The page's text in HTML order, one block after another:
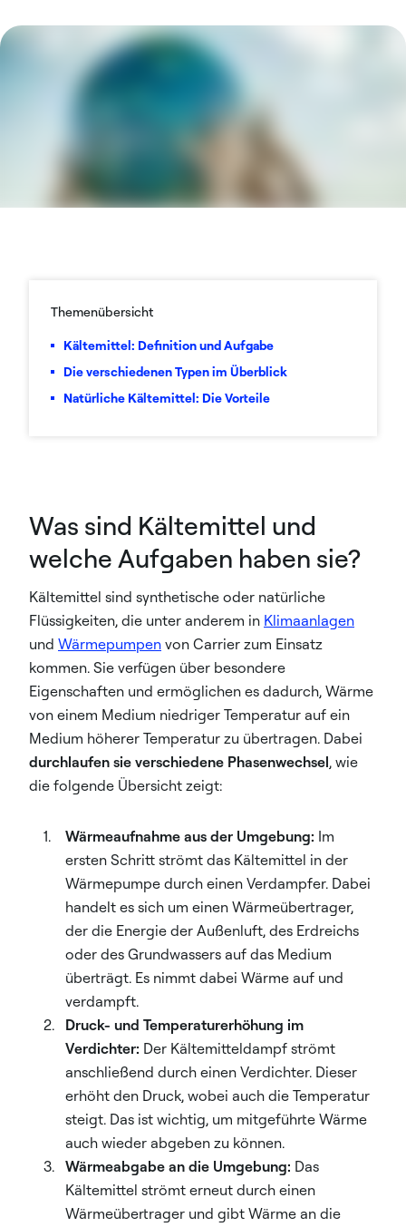
Themenübersicht
Kältemittel: Definition und Aufgabe
Die verschiedenen Typen im Überblick
Natürliche Kältemittel: Die Vorteile
Was sind Kältemittel und
welche Aufgaben haben sie?
Kältemittel sind synthetische oder natürliche
Flüssigkeiten, die unter anderem in Klimaanlagen
und Wärmepumpen von Carrier zum Einsatz
kommen. Sie verfügen über besondere
Eigenschaften und ermöglichen es dadurch, Wärme
von einem Medium niedriger Temperatur auf ein
Medium höherer Temperatur zu übertragen. Dabei
durchlaufen sie verschiedene Phasenwechsel, wie
die folgende Übersicht zeigt:
Wärmeaufnahme aus der Umgebung: Im
ersten Schritt strömt das Kältemittel in der
Wärmepumpe durch einen Verdampfer. Dabei
handelt es sich um einen Wärmeübertrager,
der die Energie der Außenluft, des Erdreichs
oder des Grundwassers auf das Medium
überträgt. Es nimmt dabei Wärme auf und
verdampft.
Druck- und Temperaturerhöhung im
Verdichter: Der Kältemitteldampf strömt
anschließend durch einen Verdichter. Dieser
erhöht den Druck, wobei auch die Temperatur
steigt. Das ist wichtig, um mitgeführte Wärme
auch wieder abgeben zu können.
Wärmeabgabe an die Umgebung: Das
Kältemittel strömt erneut durch einen
Wärmeübertrager und gibt Wärme an die